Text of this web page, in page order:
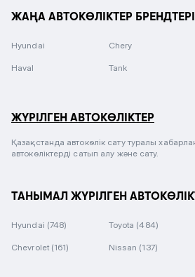
ЖАҢА АВТОКӨЛІКТЕР БРЕНДТЕРІ
Hyundai Chery
Haval Tank
ЖҮРІЛГЕН АВТОКӨЛІКТЕР
Қазақстанда автокөлік сату туралы
автокөліктерді сатып алу және сату.
ТАНЫМАЛ ЖҮРІЛГЕН
Hyundai (748) Toyota (484)
Chevrolet (161) Nissan (137)